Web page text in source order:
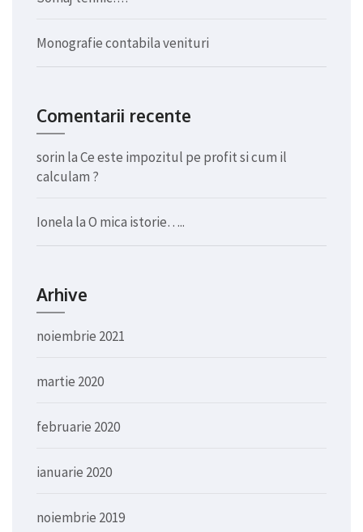
Monografie contabila venituri
Comentarii recente
sorin laCe este impozitul pe profit si cum il
calculam ?
Ionela laO mica istorie…..
Arhive
noiembrie 2021
martie 2020
februarie 2020
ianuarie 2020
noiembrie 2019